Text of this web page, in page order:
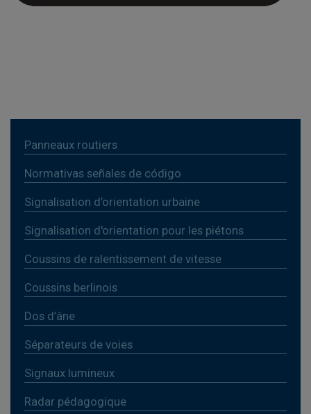
Panneaux routiers
Normativas señales de código
Signalisation d’orientation urbaine
Signalisation d'orientation pour les piétons
Coussins de ralentissement de vitesse
Coussins berlinois
Dos d’âne
Séparateurs de voies
Signaux lumineux
Radar pédagogique